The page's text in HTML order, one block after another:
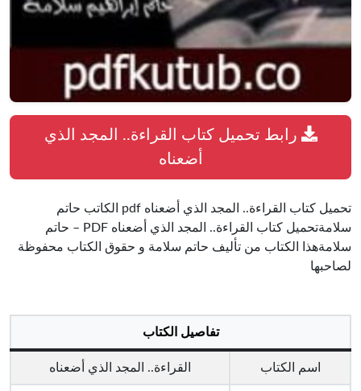
رابط تحميل كتاب القراءة.. المجد الذي
أضعناه
تحميل كتاب القراءة.. المجد الذي أضعناه pdf الكاتب حاتم
سلامةتحميل كتاب القراءة.. المجد الذي أضعناه PDF – حاتم
سلامةهذا الكتاب من تأليف حاتم سلامة و حقوق الكتاب محفوظة
لصاحبها
تفاصيل الكتاب
اسم الكتاب القراءة.. المجد الذي أضعناه